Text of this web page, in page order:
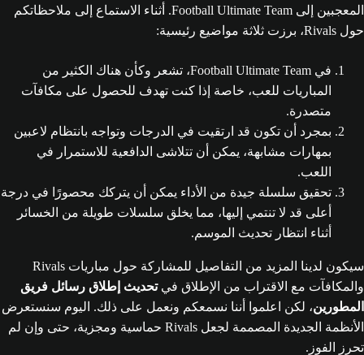
المعجبين إلى Football Ultimate Team. أثناء الاستماع إلى ملاحظاتكم
حول Rivals، برزت ثلاثة مواضيع رئيسية:
في Football Ultimate Team، تشعر وكأن هناك الكثير من
المباريات للعب، خاصة إذا كنت تهدف للحصول على مكافآت
متصدرة.
بمجرد أن تكون قد ارتقيت في الدرجات وتواجه بانتظام لاعبين
بمهارات مشابهة، يمكن أن تتلاشى الدافعية للاستمرار في
اللعب.
تحقيق سلسلة جيدة من الأداء يمكن أن يتركك محصورًا في درجة
أعلى قد لا تنتمي إليها، مما يخلق سلسلات طويلة من الخسائر
أثناء انتظار تحديث الموسم.
سيكون لدينا المزيد من التفاصيل للمشاركة حول مباريات Rivals
والمكافآت مع الاقتراب من الإطلاق فيتحديث إطلاق رسائل فريق
المطورين، لكن اعلموا أننا نسمعكم ونعمل على ذلك. اليوم سنستعرض
الأنظمة الجديدة المصممة لجعل Rivals حماسية ومجزية، حتى وإن لم
تحرز الفوز.